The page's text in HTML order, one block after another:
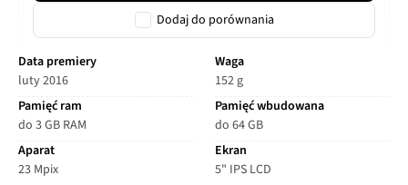
Dodaj do porównania
Data premiery
luty 2016
Pamięć ram
do 3 GB RAM
Aparat
23 Mpix
Waga
152 g
Pamięć wbudowana
do 64 GB
Ekran
5" IPS LCD